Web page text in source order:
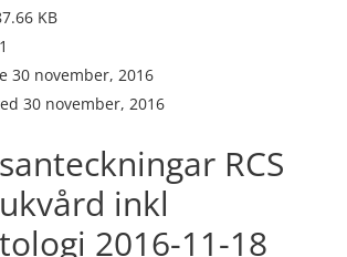
KB
1
30 november, 2016
30 november, 2016
RCS
inkl
2016-11-18